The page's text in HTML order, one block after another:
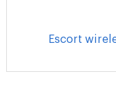
Escort